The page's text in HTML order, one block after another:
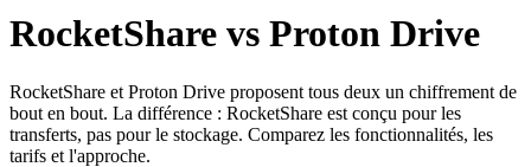
RocketShare vs Proton Drive
RocketShare et Proton Drive proposent tous deux un chiffrement de
bout en bout. La différence : RocketShare est conçu pour les
transferts, pas pour le stockage. Comparez les fonctionnalités, les
tarifs et l'approche.